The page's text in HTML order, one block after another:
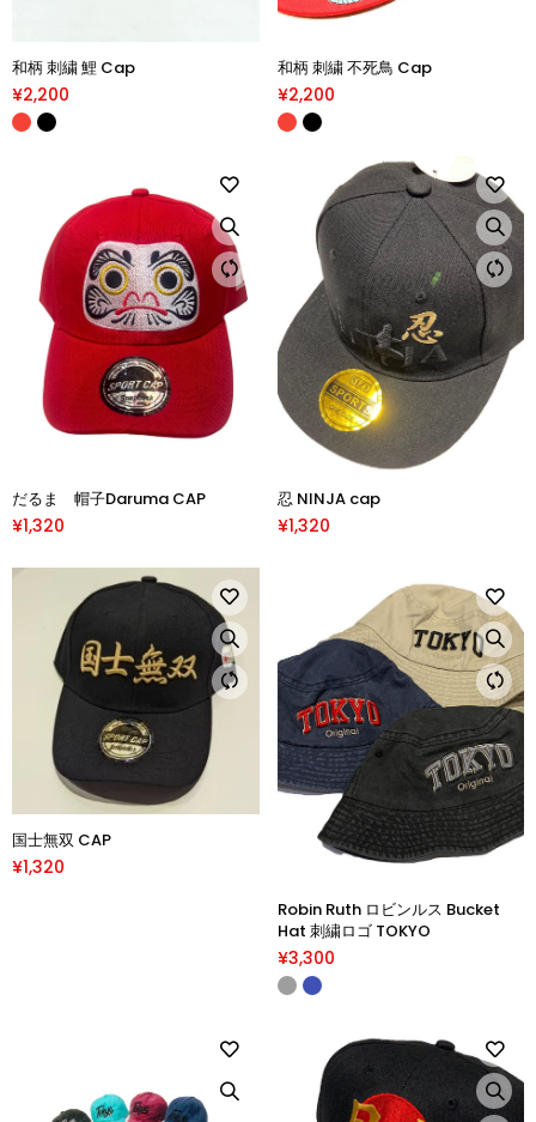
和柄 刺繍 鯉 Cap
¥2,200
和柄 刺繍 不死鳥 Cap
¥2,200
だるま 帽子Daruma CAP
¥1,320
忍 NINJA cap
¥1,320
国士無双 CAP
¥1,320
Robin Ruth ロビンルス Bucket
Hat 刺繍ロゴ TOKYO
¥3,300